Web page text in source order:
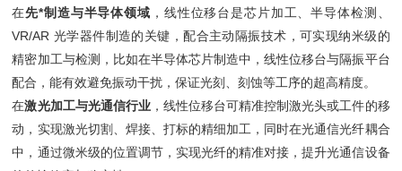
在先*制造与半导体领域 ，线性位移台是芯片加工、半导体检测、
VR/AR 光学器件制造的关键，配合主动隔振技术，可实现纳米级的
精密加工与检测，比如在半导体芯片制造中，线性位移台与隔振平台
配合，能有效避免振动干扰，保证光刻、刻蚀等工序的超高精度。
在激光加工与光通信行业，线性位移台可精准控制激光头或工件的移
动，实现激光切割、焊接、打标的精细加工，同时在光通信光纤耦合
中，通过微米级的位置调节，实现光纤的精准对接，提升光通信设备